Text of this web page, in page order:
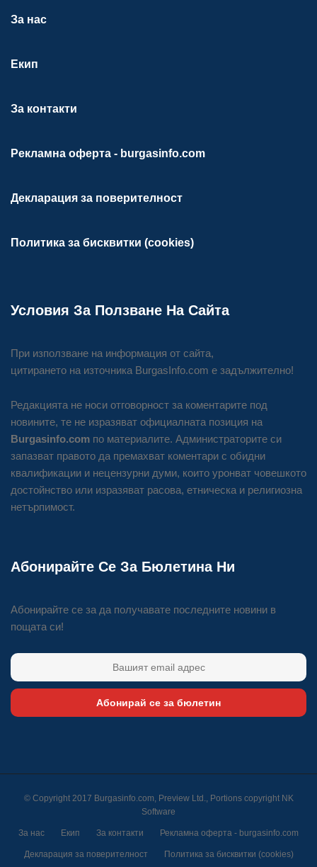
За нас
Екип
За контакти
Рекламна оферта - burgasinfo.com
Декларация за поверителност
Политика за бисквитки (cookies)
Условия За Ползване На Сайта
При използване на информация от сайта,
цитирането на източника BurgasInfo.com е задължително!
Редакцията не носи отговорност за коментарите под
новините, те не изразяват официалната позиция на
Burgasinfo.com по материалите. Администраторите си
запазват правото да премахват коментари с обидни
квалификации и нецензурни думи, които уронват човешкото
достойнство или изразяват расова, етническа и религиозна
нетърпимост.
Абонирайте Се За Бюлетина Ни
Абонирайте се за да получавате последните новини в
пощата си!
Абонирай се за бюлетин
© Copyright 2017 Burgasinfo.com, Preview Ltd., Portions copyright NK
Software
За нас Екип За контакти Рекламна оферта - burgasinfo.com
Декларация за поверителност Политика за бисквитки (cookies)